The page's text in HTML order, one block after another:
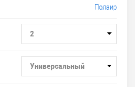
Полаир
2
Универсальный